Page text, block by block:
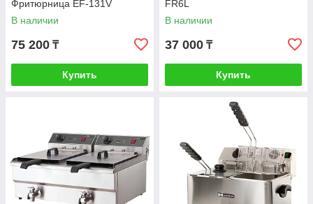
Фритюрница EF-131V
В наличии
75 200 ₸
Купить
FR6L
В наличии
37 000 ₸
Купить